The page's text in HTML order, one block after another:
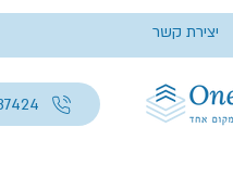
יצירת קשר